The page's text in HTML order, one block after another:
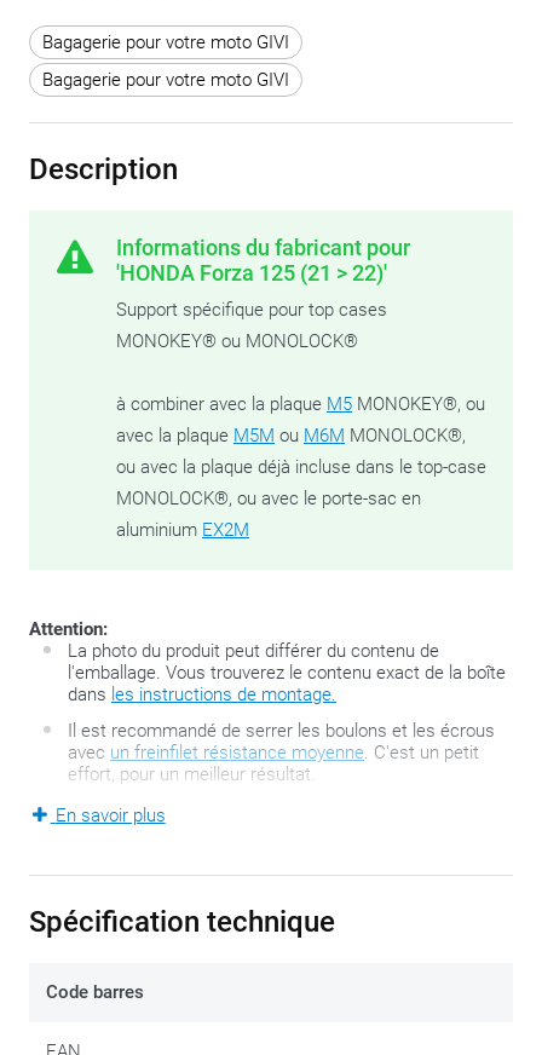
Bagagerie pour votre moto GIVI
Bagagerie pour votre moto GIVI
Description
Informations du fabricant pour
'HONDA Forza 125 (21 > 22)'
Support spécifique pour top cases
MONOKEY® ou MONOLOCK®
à combiner avec la plaque M5 MONOKEY®, ou
avec la plaque M5M ou M6M MONOLOCK®,
ou avec la plaque déjà incluse dans le top-case
MONOLOCK®, ou avec le porte-sac en
aluminium EX2M
Attention:
La photo du produit peut différer du contenu de
l'emballage. Vous trouverez le contenu exact de la boîte
dans les instructions de montage.
Il est recommandé de serrer les boulons et les écrous
avec un freinfilet résistance moyenne. C'est un petit
effort, pour un meilleur résultat.
minimum de points de fixation, d’ajouter divers bagages. Plus
En savoir plus
Spécification technique
Code barres